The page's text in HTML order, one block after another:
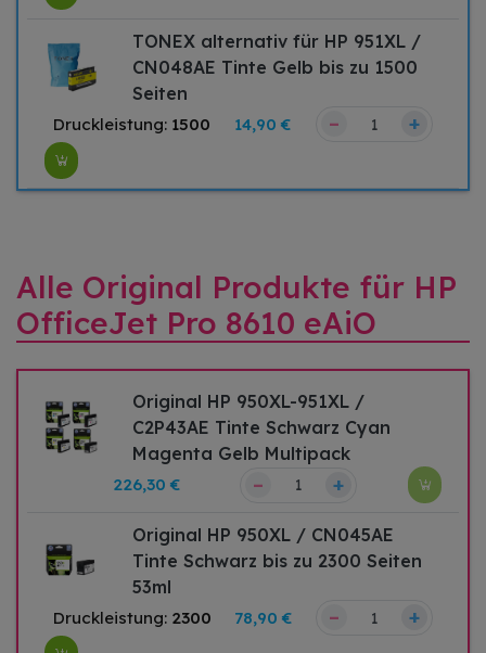
TONEX alternativ für HP 951XL /
CN048AE Tinte Gelb bis zu 1500
Seiten
Druckleistung: 1500 14,90 € – +
Alle Original Produkte für HP
OfficeJet Pro 8610 eAiO
Original HP 950XL-951XL /
C2P43AE Tinte Schwarz Cyan
Magenta Gelb Multipack
226,30 € – +
Original HP 950XL / CN045AE
Tinte Schwarz bis zu 2300 Seiten
53ml
Druckleistung: 2300 78,90 € – +